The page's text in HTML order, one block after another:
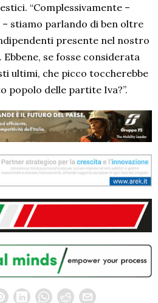
“Complessivamente –
stiamo parlando di ben oltre
presente nel nostro
Ebbene, se fosse considerata
ultimi, che picco toccherebbe
popolo delle partite Iva?”.